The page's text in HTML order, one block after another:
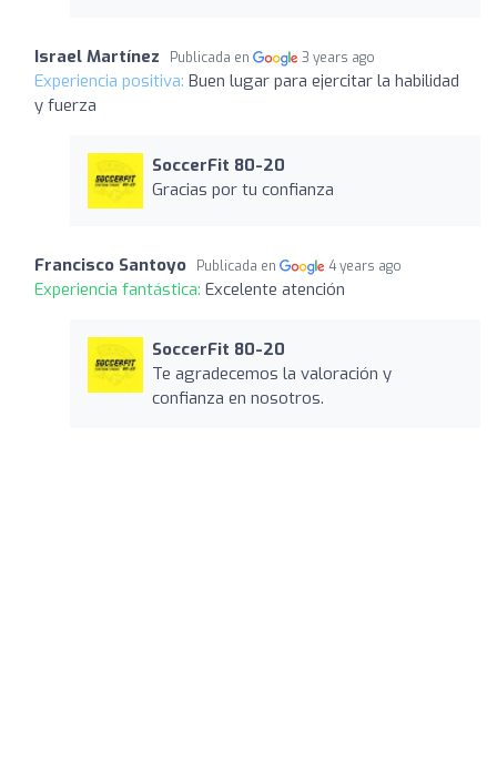
Israel Martínez Publicada en 3 years ago
Experiencia positiva: Buen lugar para ejercitar la habilidad
y fuerza
SoccerFit 80-20
Gracias por tu confianza
Francisco Santoyo Publicada en 4 years ago
Experiencia fantástica: Excelente atención
SoccerFit 80-20
Te agradecemos la valoración y
confianza en nosotros.